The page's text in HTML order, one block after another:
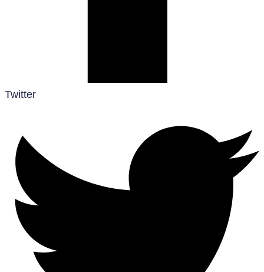
Twitter